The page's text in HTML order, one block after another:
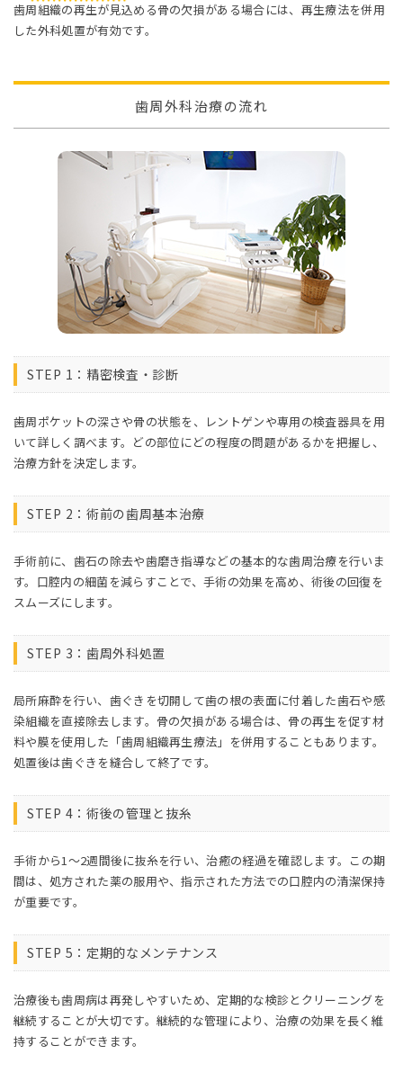
歯周組織の再生が見込める骨の欠損がある場合には、再生療法を併用
した外科処置が有効です。
歯周外科治療の流れ
STEP 1：精密検査・診断
歯周ポケットの深さや骨の状態を、レントゲンや専用の検査器具を用
いて詳しく調べます。どの部位にどの程度の問題があるかを把握し、
治療方針を決定します。
STEP 2：術前の歯周基本治療
手術前に、歯石の除去や歯磨き指導などの基本的な歯周治療を行いま
す。口腔内の細菌を減らすことで、手術の効果を高め、術後の回復を
スムーズにします。
STEP 3：歯周外科処置
局所麻酔を行い、歯ぐきを切開して歯の根の表面に付着した歯石や感
染組織を直接除去します。骨の欠損がある場合は、骨の再生を促す材
料や膜を使用した「歯周組織再生療法」を併用することもあります。
処置後は歯ぐきを縫合して終了です。
STEP 4：術後の管理と抜糸
手術から1〜2週間後に抜糸を行い、治癒の経過を確認します。この期
間は、処方された薬の服用や、指示された方法での口腔内の清潔保持
が重要です。
STEP 5：定期的なメンテナンス
治療後も歯周病は再発しやすいため、定期的な検診とクリーニングを
継続することが大切です。継続的な管理により、治療の効果を長く維
持することができます。